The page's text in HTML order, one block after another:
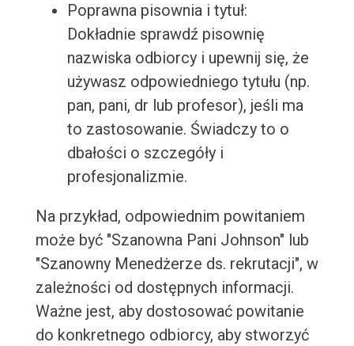
Poprawna pisownia i tytuł:
Dokładnie sprawdź pisownię
nazwiska odbiorcy i upewnij się, że
używasz odpowiedniego tytułu (np.
pan, pani, dr lub profesor), jeśli ma
to zastosowanie. Świadczy to o
dbałości o szczegóły i
profesjonalizmie.
Na przykład, odpowiednim powitaniem
może być "Szanowna Pani Johnson" lub
"Szanowny Menedżerze ds. rekrutacji", w
zależności od dostępnych informacji.
Ważne jest, aby dostosować powitanie
do konkretnego odbiorcy, aby stworzyć